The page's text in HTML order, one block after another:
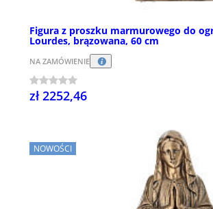
Figura z proszku marmurowego do
Lourdes, brązowana, 60 cm
NA ZAMÓWIENIE
zł 2252,46
NOWOŚCI